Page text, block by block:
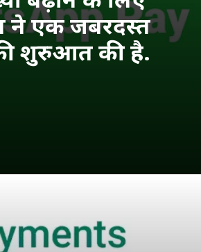
ने एक जबरदस्त
शुरुआत की है.